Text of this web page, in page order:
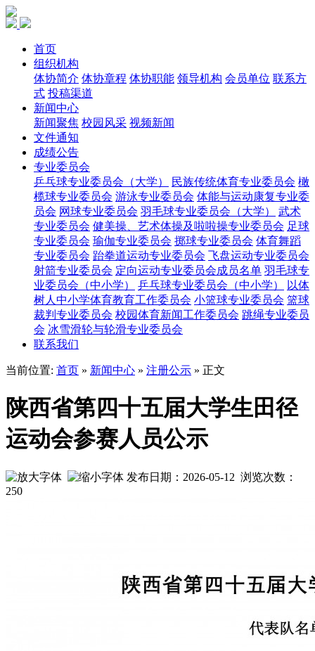
首页
组织机构
体协简介 体协章程 体协职能 领导机构 会员单位 联系方
式 投稿渠道
新闻中心
新闻聚焦 校园风采 视频新闻
文件通知
成绩公告
专业委员会
乒乓球专业委员会（大学）
民族传统体育专业委员会 橄
榄球专业委员会 游泳专业委员会 体能与运动康复专业委
员会 网球专业委员会 羽毛球专业委员会（大学）
武术
专业委员会 健美操、艺术体操及啦啦操专业委员会 足球
专业委员会 瑜伽专业委员会 掷球专业委员会 体育舞蹈
专业委员会 跆拳道运动专业委员会 飞盘运动专业委员会
射箭专业委员会 定向运动专业委员会成员名单 羽毛球专
业委员会（中小学）
乒乓球专业委员会（中小学）
以体
树人中小学体育教育工作委员会 小篮球专业委员会 篮球
裁判专业委员会 校园体育新闻工作委员会 跳绳专业委员
会 冰雪滑轮与轮滑专业委员会
联系我们
当前位置: 首页 » 新闻中心 » 注册公示 » 正文
陕西省第四十五届大学生田径
运动会参赛人员公示
发布日期：2026-05-12 浏览次数：
250